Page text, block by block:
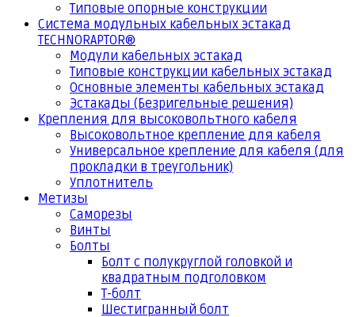
Типовые опорные конструкции
Система модульных кабельных эстакад
TECHNORAPTOR®
Модули кабельных эстакад
Типовые конструкции кабельных эстакад
Основные элементы кабельных эстакад
Эстакады (Безригельные решения)
Крепления для высоковольтного кабеля
Высоковольтное крепление для кабеля
Универсальное крепление для кабеля (для
прокладки в треугольник)
Уплотнитель
Метизы
Саморезы
Винты
Болты
Болт с полукруглой головкой и
квадратным подголовком
Т-болт
Шестигранный болт